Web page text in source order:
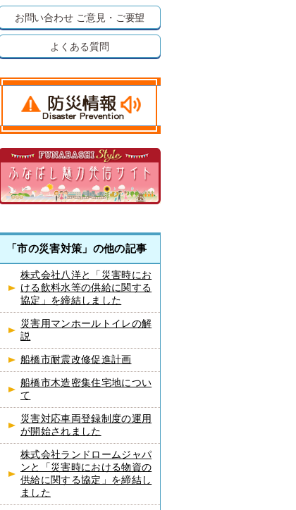
お問い合わせ ご意見・ご要望
よくある質問
「市の災害対策」の他の記事
株式会社八洋と「災害時にお
ける飲料水等の供給に関する
協定」を締結しました
災害用マンホールトイレの解
説
船橋市耐震改修促進計画
船橋市木造密集住宅地につい
て
災害対応車両登録制度の運用
が開始されました
株式会社ランドロームジャパ
ンと「災害時における物資の
供給に関する協定」を締結し
ました